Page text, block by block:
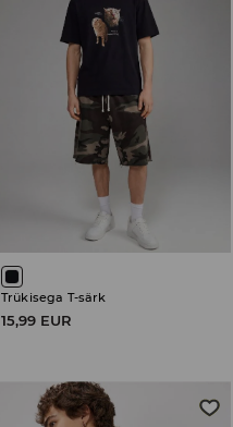
Trükisega T-särk
15,99 EUR